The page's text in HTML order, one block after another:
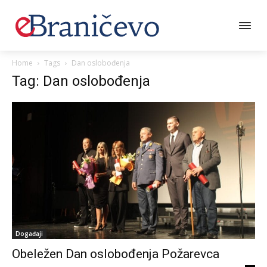
Home Tags Dan oslobođenja
Tag: Dan oslobođenja
Događaji
Obeležen Dan oslobođenja Požarevca